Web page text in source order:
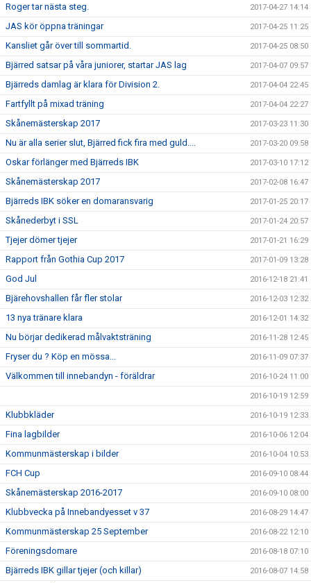
Roger tar nästa steg. 2017-04-27 14:14
JAS kör öppna träningar 2017-04-25 11:25
Kansliet går över till sommartid. 2017-04-25 08:50
Bjärred satsar på våra juniorer, startar JAS lag 2017-04-07 09:57
Bjärreds damlag är klara för Division 2. 2017-04-04 22:45
Fartfyllt på mixad träning 2017-04-04 22:27
Skånemästerskap 2017 2017-03-23 11:30
Nu är alla serier slut, Bjärred fick fira med guld.... 2017-03-20 09:58
Oskar förlänger med Bjärreds IBK 2017-03-10 17:12
Skånemästerskap 2017 2017-02-08 16:47
Bjärreds IBK söker en domaransvarig 2017-01-25 20:17
Skånederbyt i SSL 2017-01-24 20:57
Tjejer dömer tjejer 2017-01-21 16:29
Rapport från Gothia Cup 2017 2017-01-09 13:28
God Jul 2016-12-18 21:41
Bjärehovshallen får fler stolar 2016-12-03 12:32
13 nya tränare klara 2016-12-01 14:32
Nu börjar dedikerad målvaktsträning 2016-11-28 12:45
Fryser du ? Köp en mössa... 2016-11-09 07:37
Välkommen till innebandyn - föräldrar 2016-10-24 11:00
2016-10-19 12:59
Klubbkläder 2016-10-19 12:33
Fina lagbilder 2016-10-06 12:04
Kommunmästerskap i bilder 2016-10-04 10:53
FCH Cup 2016-09-10 08:44
Skånemästerskap 2016-2017 2016-09-10 08:00
Klubbvecka på Innebandyesset v 37 2016-08-29 14:47
Kommunmästerskap 25 September 2016-08-22 12:10
Föreningsdomare 2016-08-18 07:10
Bjärreds IBK gillar tjejer (och killar) 2016-08-07 14:58